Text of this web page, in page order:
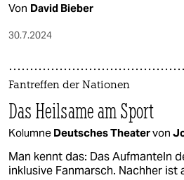
Von David Bieber
30.7.2024
Fantreffen der Nationen
Das Heilsame am Sport
Kolumne Deutsches Theatervon
Man kennt das: Das Aufmanteln
inklusive Fanmarsch. Nachher ist